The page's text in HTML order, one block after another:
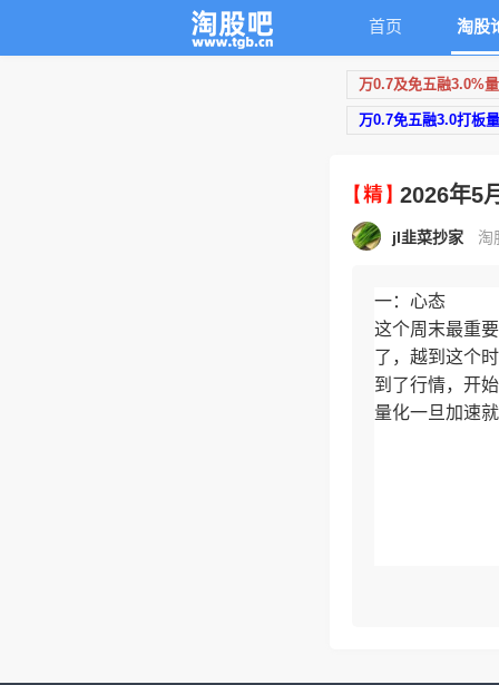
首页 淘股
万0.7及免五融3.0%
万0.7免五融3.0打板
2026年5
jl韭菜抄家 淘
一：心态
这个周末最重
了，越到这个
到了行情，开
量化一旦加速